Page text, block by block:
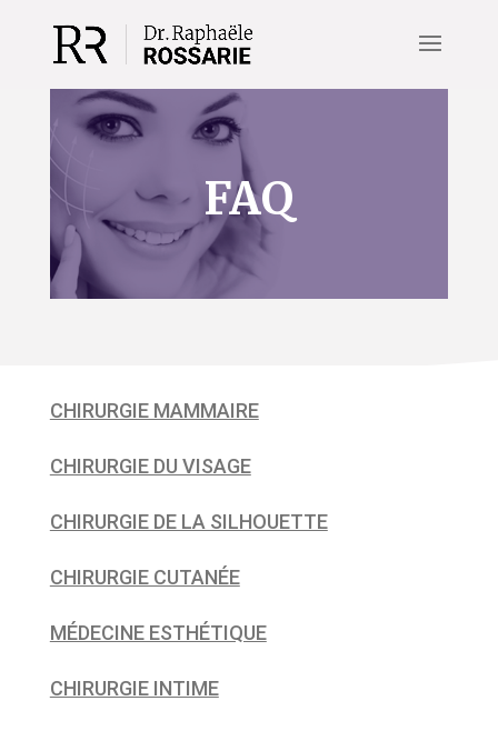
FAQ
CHIRURGIE MAMMAIRE
CHIRURGIE DU VISAGE
CHIRURGIE DE LA SILHOUETTE
CHIRURGIE CUTANÉE
MÉDECINE ESTHÉTIQUE
CHIRURGIE INTIME